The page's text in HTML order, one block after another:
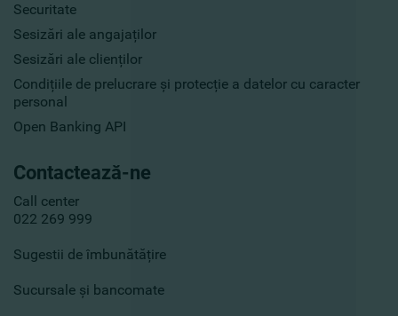
Securitate
Sesizări ale angajaților
Sesizări ale clienților
Condițiile de prelucrare și protecție a datelor cu caracter
personal
Open Banking API
Contactează-ne
Call center
022 269 999
Sugestii de îmbunătățire
Sucursale și bancomate